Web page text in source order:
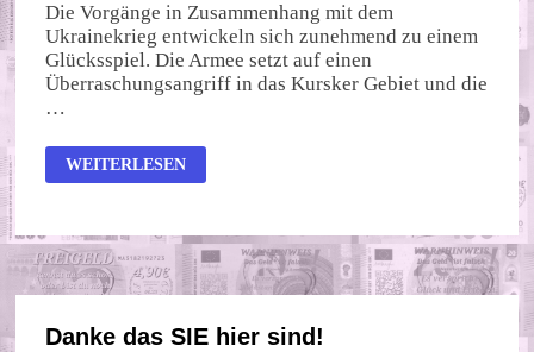
Die Vorgänge in Zusammenhang mit dem
Ukrainekrieg entwickeln sich zunehmend zu einem
Glücksspiel. Die Armee setzt auf einen
Überraschungsangriff in das Kursker Gebiet und die
…
UKRAINISCHES
ROULETTE
WEITERLESEN
Danke das SIE hier sind!